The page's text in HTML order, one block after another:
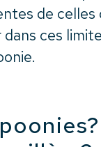
de celles
ces